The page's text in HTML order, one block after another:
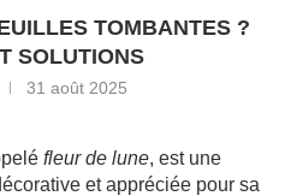
TOMBANTES ?
SOLUTIONS
31 août 2025
fleur de lune, est une
et appréciée pour sa